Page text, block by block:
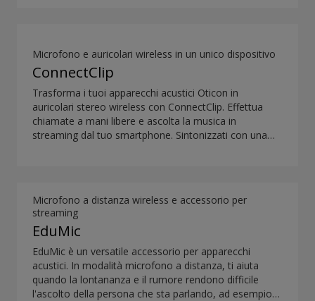
Microfono e auricolari wireless in un unico dispositivo
ConnectClip
Trasforma i tuoi apparecchi acustici Oticon in
auricolari stereo wireless con ConnectClip. Effettua
chiamate a mani libere e ascolta la musica in
streaming dal tuo smartphone. Sintonizzati con una
Microfono a distanza wireless e accessorio per
streaming
EduMic
EduMic è un versatile accessorio per apparecchi
acustici. In modalità microfono a distanza, ti aiuta
quando la lontananza e il rumore rendono difficile
l'ascolto della persona che sta parlando, ad esempio